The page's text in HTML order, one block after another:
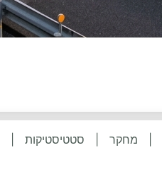
מחקר סטטיסטיקות